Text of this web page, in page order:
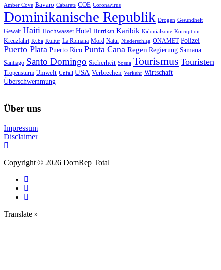
Amber Cove Bavaro Cabarete COE Coronavirus
Dominikanische Republik Drogen Gesundheit
Gewalt Haiti Hochwasser Hotel Hurrikan Karibik Kolonialzone Korruption
Kreuzfahrt Kuba Kultur La Romana Mord Natur Niederschlag ONAMET Polizei
Puerto Plata Puerto Rico Punta Cana Regen Regierung Samana
Santiago Santo Domingo Sicherheit Sosua Tourismus Touristen
Tropensturm Umwelt Unfall USA Verbrechen Verkehr Wirtschaft
Überschwemmung
Über uns
Impressum
Disclaimer
Copyright © 2026 DomRep Total
Translate »